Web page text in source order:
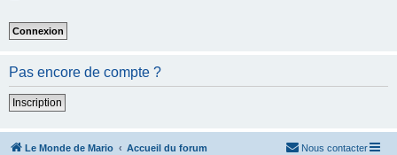
Pas encore de compte ?
Inscription
Le Monde de Mario Accueil du forum Nous contacter